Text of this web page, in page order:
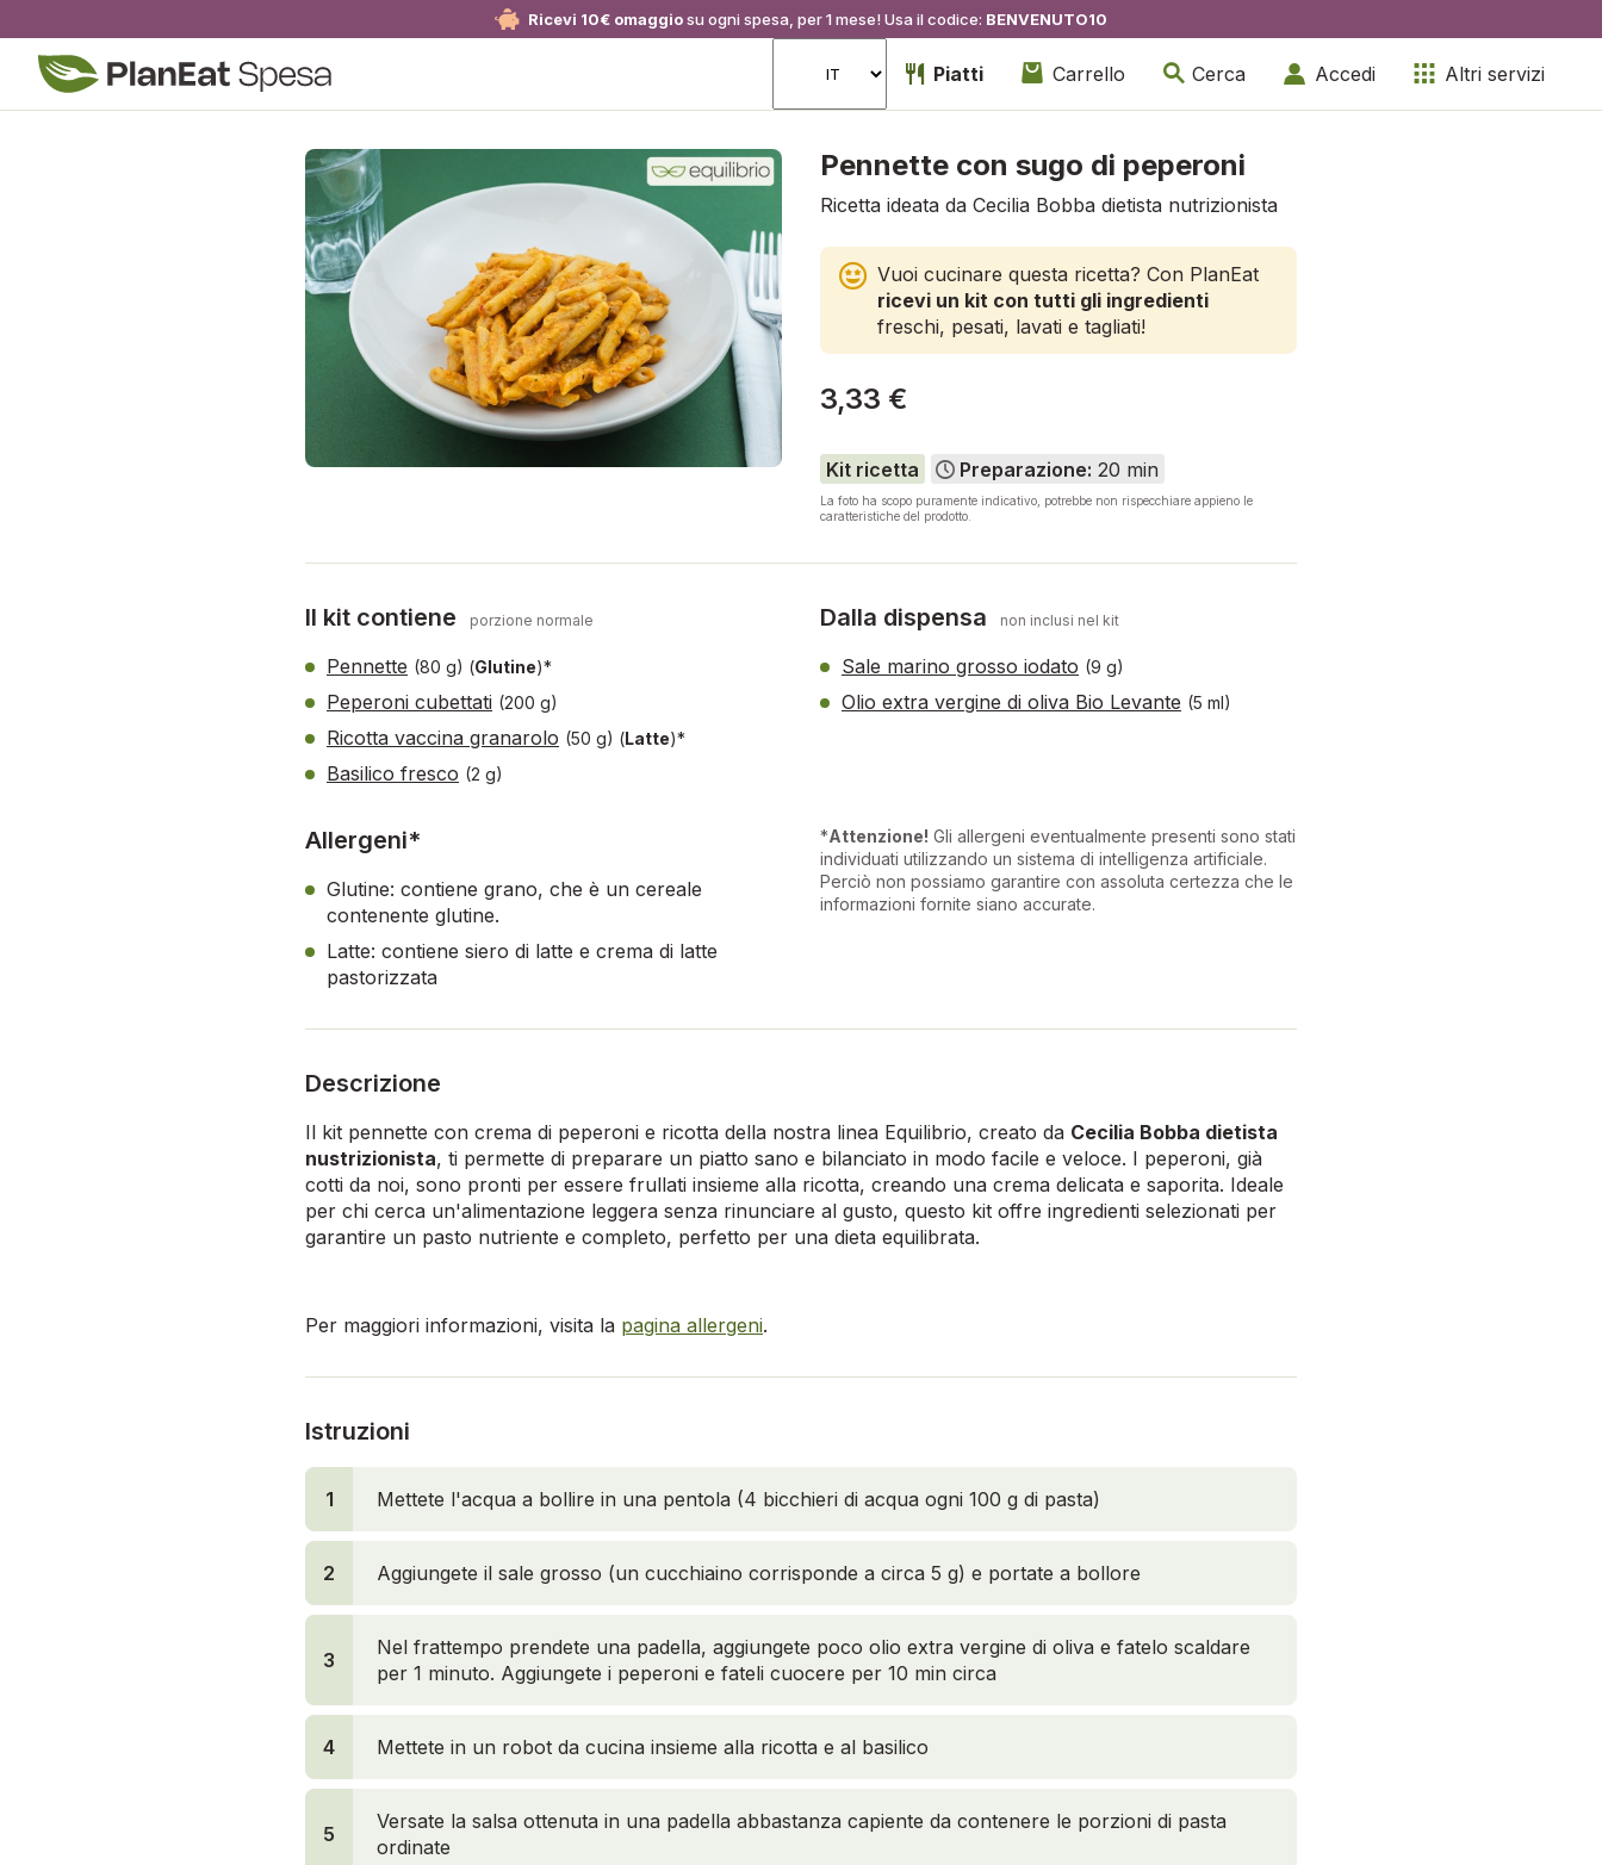
Ricevi 10€ omaggiosu ogni spesa, per 1 mese! Usa il codice: BENVENUTO10
Piatti Carrello Cerca Accedi Altri servizi
Pennette con sugo di peperoni
Ricetta ideata da Cecilia Bobba dietista nutrizionista
Vuoi cucinare questa ricetta? Con PlanEat
ricevi un kit con tutti gli ingredienti
freschi, pesati, lavati e tagliati!
3,33 €
Kit ricetta Preparazione: 20 min
La foto ha scopo puramente indicativo, potrebbe non rispecchiare appieno le
caratteristiche del prodotto.
Il kit contiene porzione normale
Pennette (80 g) (Glutine)*
Peperoni cubettati (200 g)
Ricotta vaccina granarolo (50 g) (Latte)*
Basilico fresco (2 g)
Dalla dispensa non inclusi nel kit
Sale marino grosso iodato (9 g)
Olio extra vergine di oliva Bio Levante (5 ml)
Allergeni*
Glutine: contiene grano, che è un cereale
contenente glutine.
Latte: contiene siero di latte e crema di latte
pastorizzata
*Attenzione! Gli allergeni eventualmente presenti sono stati
individuati utilizzando un sistema di intelligenza artificiale.
Perciò non possiamo garantire con assoluta certezza che le
informazioni fornite siano accurate.
Descrizione
Il kit pennette con crema di peperoni e ricotta della nostra linea Equilibrio, creato da Cecilia Bobba dietista
nustrizionista, ti permette di preparare un piatto sano e bilanciato in modo facile e veloce. I peperoni, già
cotti da noi, sono pronti per essere frullati insieme alla ricotta, creando una crema delicata e saporita. Ideale
per chi cerca un'alimentazione leggera senza rinunciare al gusto, questo kit offre ingredienti selezionati per
garantire un pasto nutriente e completo, perfetto per una dieta equilibrata.
Per maggiori informazioni, visita la pagina allergeni.
Istruzioni
1 Mettete l'acqua a bollire in una pentola (4 bicchieri di acqua ogni 100 g di pasta)
2 Aggiungete il sale grosso (un cucchiaino corrisponde a circa 5 g) e portate a bollore
3
Nel frattempo prendete una padella, aggiungete poco olio extra vergine di oliva e fatelo scaldare
per 1 minuto. Aggiungete i peperoni e fateli cuocere per 10 min circa
4 Mettete in un robot da cucina insieme alla ricotta e al basilico
5
Versate la salsa ottenuta in una padella abbastanza capiente da contenere le porzioni di pasta
ordinate